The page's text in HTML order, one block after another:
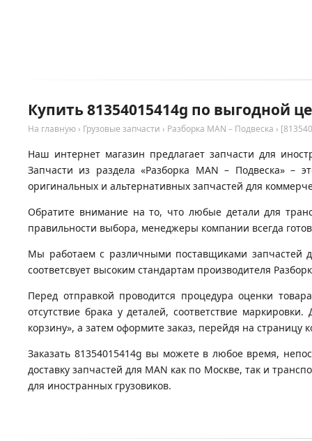
Купить 81354015414g по выгодной
На главную › Грузовые запчасти › Разборка MAN – Подвеска ›
Наш интернет магазин предлагает запчасти для
Запчасти из раздела «Разборка MAN – Подвеска» –
оригинальных и альтернативных запчастей для
Обратите внимание на то, что любые детали для
правильности выбора, менеджеры компании всегда
Мы работаем с различными поставщиками запчастей
соответсвует высоким стандартам производителя
Перед отправкой проводится процедура оценки
отсутствие брака у деталей, соответствие
корзину», а затем оформите заказ, перейдя на страницу
Заказать 81354015414g вы можете в любое время,
доставку запчастей для MAN как по Москве, так и
для иностранных грузовиков.